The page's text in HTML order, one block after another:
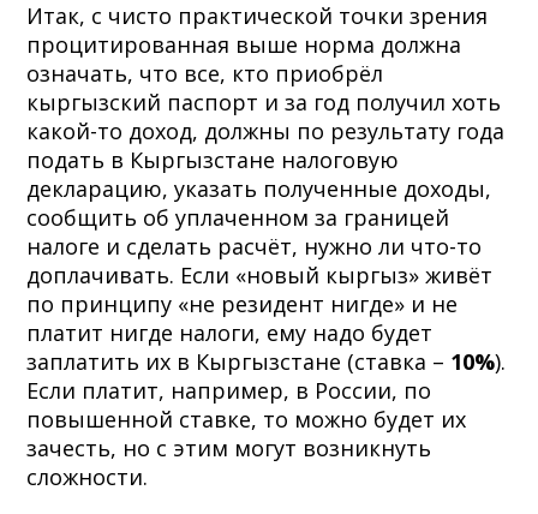
Итак, с чисто практической точки зрения
процитированная выше норма должна
означать, что все, кто приобрёл
кыргызский паспорт и за год получил хоть
какой-то доход, должны по результату года
подать в Кыргызстане налоговую
декларацию, указать полученные доходы,
сообщить об уплаченном за границей
налоге и сделать расчёт, нужно ли что-то
доплачивать. Если «новый кыргыз» живёт
по принципу «не резидент нигде» и не
платит нигде налоги, ему надо будет
заплатить их в Кыргызстане (ставка – 10%).
Если платит, например, в России, по
повышенной ставке, то можно будет их
зачесть, но с этим могут возникнуть
сложности.